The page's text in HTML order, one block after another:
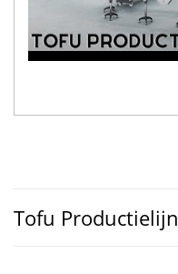
Tofu Productielijn